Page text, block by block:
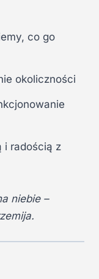
co go
okoliczności
i radością z
niebie –